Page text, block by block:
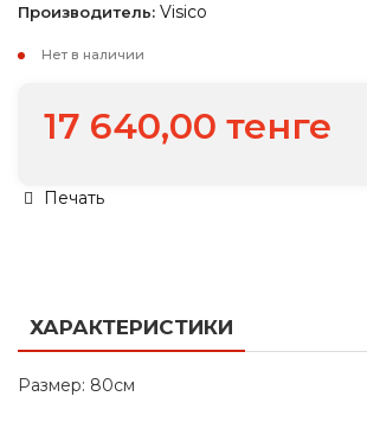
Производитель: Visico
Нет в наличии
17 640,00 тенге
Печать
ХАРАКТЕРИСТИКИ
Размер: 80см